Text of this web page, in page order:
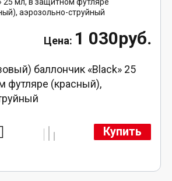
1 030руб.
баллончик «Black» 25
футляре (красный),
Купить